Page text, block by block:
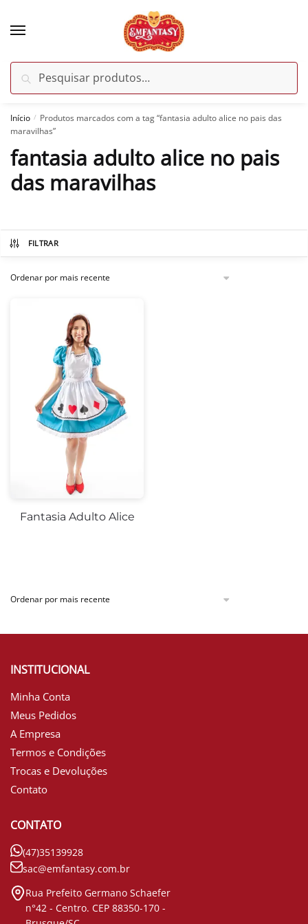
por:
Pesquisar
Início / Produtos marcados com a tag “fantasia adulto alice no pais das
maravilhas”
fantasia adulto alice no pais
das maravilhas
FILTRAR
Fantasia Adulto Alice
INSTITUCIONAL
Minha Conta
Meus Pedidos
A Empresa
Termos e Condições
Trocas e Devoluções
Contato
CONTATO
(47)35139928
sac@emfantasy.com.br
Rua Prefeito Germano Schaefer
n°42 - Centro. CEP 88350-170 -